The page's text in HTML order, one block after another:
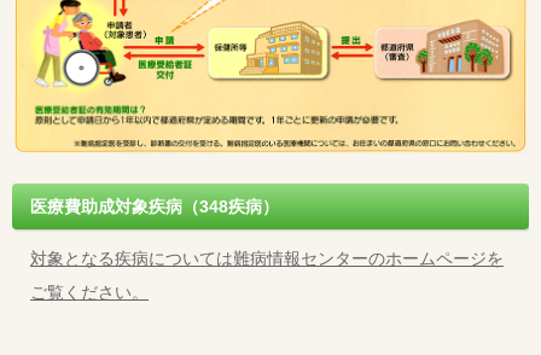
医療費助成対象疾病（348疾病）
対象となる疾病については難病情報センターのホームページを
ご覧ください。